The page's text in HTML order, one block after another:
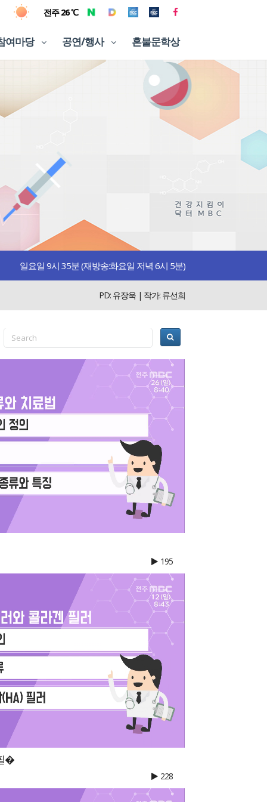
전주 26 ℃
여마당 공연/행사 혼불문학상
일요일 9시 35분 (재방송:화요일 저녁 6시 5분)
PD: 유장욱 | 작가: 류선희
195
�
228